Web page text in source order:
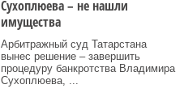
Сухоплюева – не нашли
имущества
Арбитражный суд Татарстана
вынес решение – завершить
процедуру банкротства Владимира
Сухоплюева, ...